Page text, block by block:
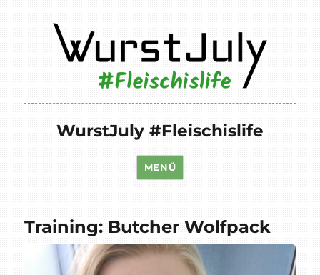
WurstJuly #Fleischislife
MENÜ
Training: Butcher Wolfpack